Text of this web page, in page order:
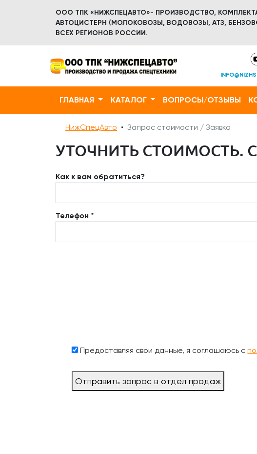
ООО ТПК «НИЖСПЕЦАВТО»- ПРОИЗВОДСТВО,
АВТОЦИСТЕРН (МОЛОКОВОЗЫ, ВОДОВОЗЫ, АТЗ,
ВСЕХ РЕГИОНОВ РОССИИ.
ГЛАВНАЯ КАТАЛОГ ВОПРОСЫ/ОТЗЫВЫ
НижСпецАвто Запрос стоимости / Заявка
УТОЧНИТЬ СТОИМОСТЬ.
Как к вам обратиться?
Телефон *
Предоставляя свои данные, я соглашаюсь с
Отправить запрос в отдел продаж